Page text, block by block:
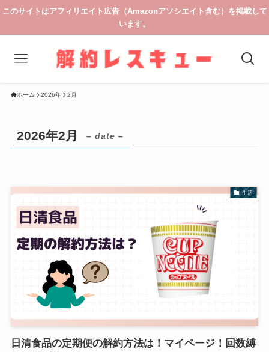
このサイトはアフィリエイト広告（Amazonアソシエイト含む）を掲載して
います。
ホーム 2026年 2月
2026年2月 – date –
生活
日清食品の定期便の解約方法は！マイページ！回数縛